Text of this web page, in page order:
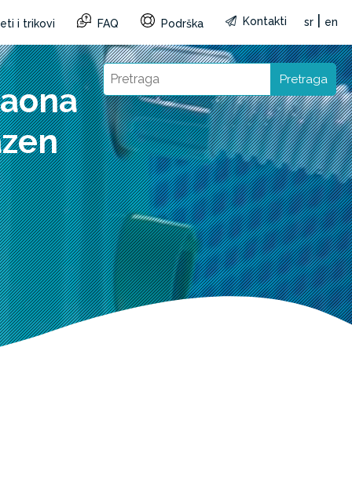
i trikovi FAQ Podrška Kontakti sr en
Pretraga